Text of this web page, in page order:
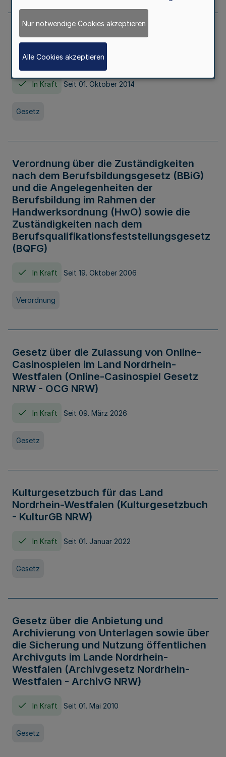
Gesetz über die Hochschulen des Landes
Nordrhein-Westfalen (Hochschulgesetz -
HG)
In Kraft Seit 01. Oktober 2014
Gesetz
Verordnung über die Zuständigkeiten
nach dem Berufsbildungsgesetz (BBiG)
und die Angelegenheiten der
Berufsbildung im Rahmen der
Handwerksordnung (HwO) sowie die
Zuständigkeiten nach dem
Berufsqualifikationsfeststellungsgesetz
(BQFG)
In Kraft Seit 19. Oktober 2006
Verordnung
Gesetz über die Zulassung von Online-
Casinospielen im Land Nordrhein-
Westfalen (Online-Casinospiel Gesetz
NRW - OCG NRW)
In Kraft Seit 09. März 2026
Gesetz
Kulturgesetzbuch für das Land
Nordrhein-Westfalen (Kulturgesetzbuch
- KulturGB NRW)
In Kraft Seit 01. Januar 2022
Gesetz
Gesetz über die Anbietung und
Archivierung von Unterlagen sowie über
die Sicherung und Nutzung öffentlichen
Archivguts im Lande Nordrhein-
Westfalen (Archivgesetz Nordrhein-
Westfalen - ArchivG NRW)
In Kraft Seit 01. Mai 2010
Gesetz
Nur notwendige Cookies akzeptieren
Alle Cookies akzeptieren